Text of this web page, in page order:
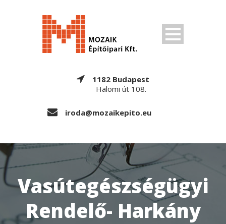
1182 Budapest
Halomi út 108.
iroda@mozaikepito.eu
Vasútegészségügyi
Rendelő- Harkány